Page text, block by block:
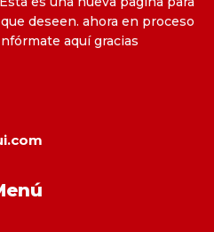
deseen. ahora en proceso
aquí gracias